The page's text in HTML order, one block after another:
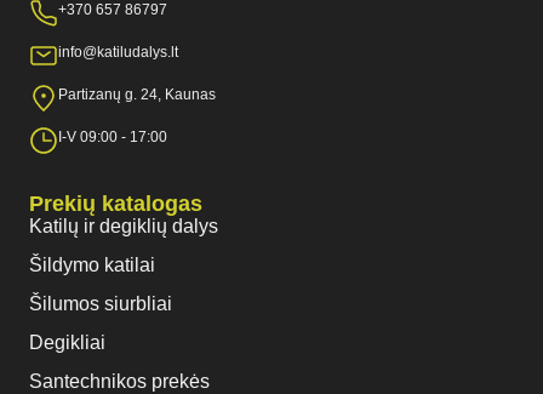
+370 657 86797
info@katiludalys.lt
Partizanų g. 24, Kaunas
I-V 09:00 - 17:00
Prekių katalogas
Katilų ir degiklių dalys
Šildymo katilai
Šilumos siurbliai
Degikliai
Santechnikos prekės